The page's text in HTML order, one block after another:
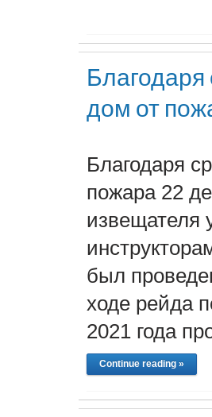
Благодаря
дом от
Благодаря
пожара 22
извещателя
был
ходе рейда
2021 года
Continue reading »